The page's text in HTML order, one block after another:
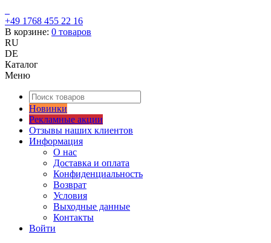
+49 1768 455 22 16
В корзине: 0 товаров
RU
DE
Каталог
Меню
Новинки
Рекламные акции
Отзывы наших клиентов
Информация
О нас
Доставка и оплата
Конфиденциальность
Возврат
Условия
Выходные данные
Контакты
Войти